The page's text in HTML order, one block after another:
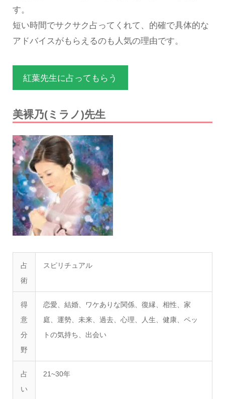
す。
短い時間でサクサク占ってくれて、的確で具体的な
アドバイスがもらえるのも人気の理由です。
紅葉先生に占ってもらう
美裸乃(ミラノ)先生
占
術
スピリチュアル
得
意
分
野
恋愛、結婚、ワケありな関係、復縁、相性、家
庭、運勢、未来、過去、心理、人生、健康、ペッ
トの気持ち、出会い
占
い
21~30年